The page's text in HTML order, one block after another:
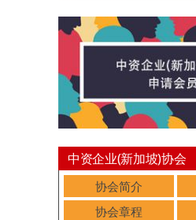
中资企业(新加坡)协会
协会简介
协会章程